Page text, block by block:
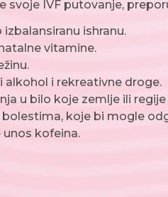
svoje IVF putovanje,
ishranu.
vitamine.
alkohol i rekreativne droge.
u bilo koje zemlje ili
koje bi mogle
kofeina.